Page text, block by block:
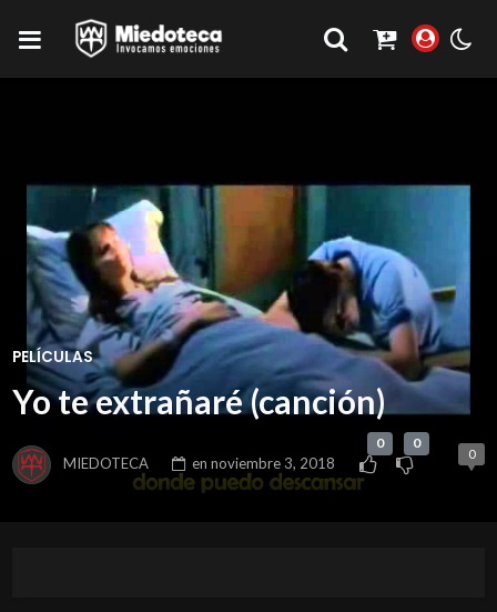
PELÍCULAS
Yo te extrañaré (canción)
MIEDOTECA en noviembre 3, 2018
0 0
0